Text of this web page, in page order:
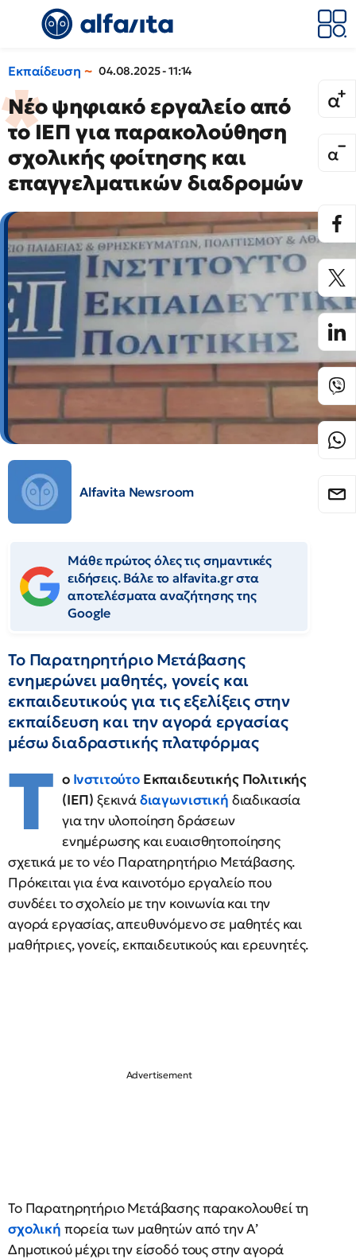
Εκπαίδευση 04.08.2025 - 11:14
Νέο ψηφιακό εργαλείο από
το ΙΕΠ για παρακολούθηση
σχολικής φοίτησης και
επαγγελματικών διαδρομών
Alfavita Newsroom
Μάθε πρώτος όλες τις σημαντικές
ειδήσεις. Βάλε το alfavita.gr στα
αποτελέσματα αναζήτησης της
Google
Το Παρατηρητήριο Μετάβασης
ενημερώνει μαθητές, γονείς και
εκπαιδευτικούς για τις εξελίξεις στην
εκπαίδευση και την αγορά εργασίας
μέσω διαδραστικής πλατφόρμας
Τ ο Ινστιτούτο Εκπαιδευτικής Πολιτικής
(ΙΕΠ) ξεκινάδιαγωνιστική διαδικασία
για την υλοποίηση δράσεων
ενημέρωσης και ευαισθητοποίησης
σχετικά με το νέο Παρατηρητήριο Μετάβασης.
Πρόκειται για ένα καινοτόμο εργαλείο που
συνδέει το σχολείο με την κοινωνία και την
αγορά εργασίας, απευθυνόμενο σε μαθητές και
μαθήτριες, γονείς, εκπαιδευτικούς και ερευνητές.
Το Παρατηρητήριο Μετάβασης παρακολουθεί τη
σχολική πορεία των μαθητών από την Α’
Δημοτικού μέχρι την είσοδό τους στην αγορά